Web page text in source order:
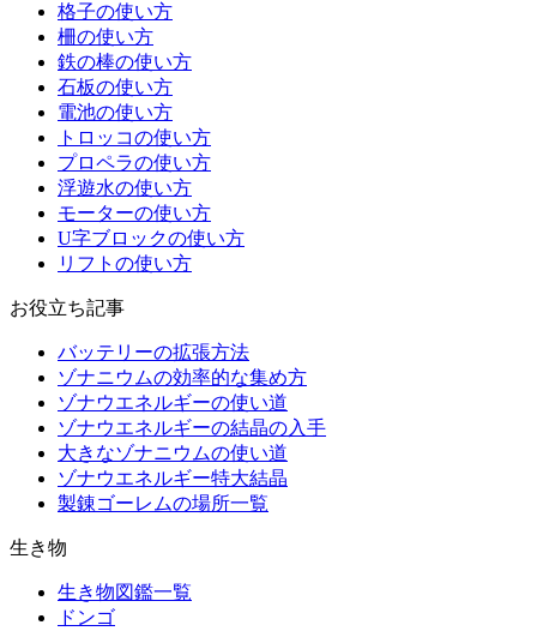
格子の使い方
柵の使い方
鉄の棒の使い方
石板の使い方
電池の使い方
トロッコの使い方
プロペラの使い方
浮遊水の使い方
モーターの使い方
U字ブロックの使い方
リフトの使い方
お役立ち記事
バッテリーの拡張方法
ゾナニウムの効率的な集め方
ゾナウエネルギーの使い道
ゾナウエネルギーの結晶の入手
大きなゾナニウムの使い道
ゾナウエネルギー特大結晶
製錬ゴーレムの場所一覧
生き物
生き物図鑑一覧
ドンゴ